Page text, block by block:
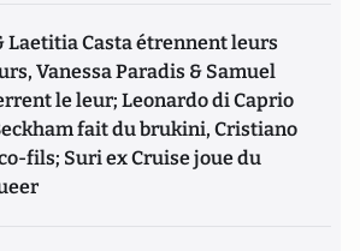
Laetitia Casta étrennent leurs
Vanessa Paradis & Samuel
le leur; Leonardo di Caprio
fait du brukini, Cristiano
fils; Suri ex Cruise joue du